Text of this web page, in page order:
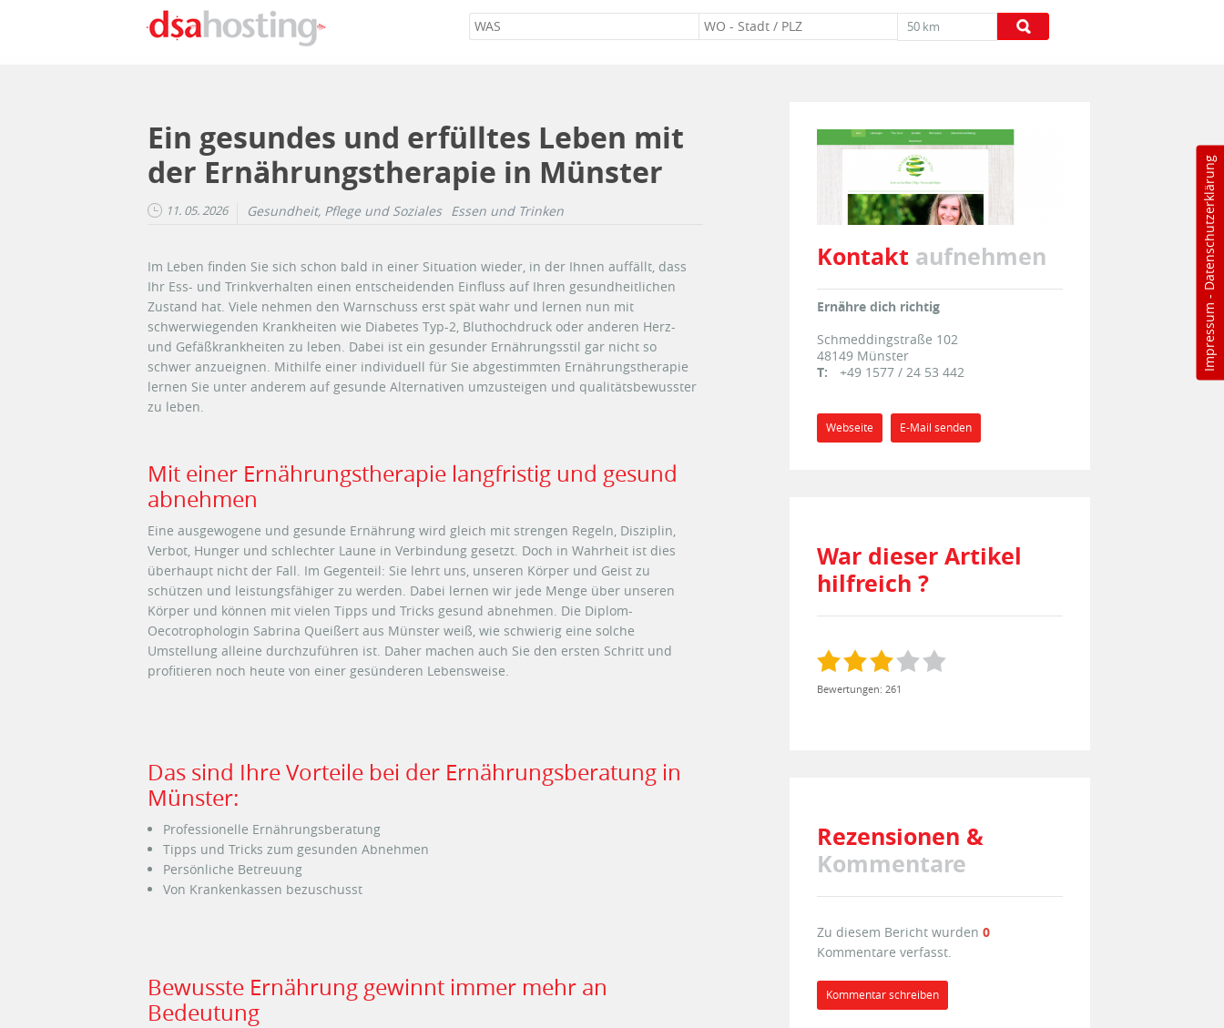
50 km
Impressum
-
Datenschutzerklärung
Ein gesundes und erfülltes Leben mit
der Ernährungstherapie in Münster
11. 05. 2026 Gesundheit, Pflege und Soziales Essen und Trinken
Im Leben finden Sie sich schon bald in einer Situation wieder, in der Ihnen auffällt, dass
Ihr Ess- und Trinkverhalten einen entscheidenden Einfluss auf Ihren gesundheitlichen
Zustand hat. Viele nehmen den Warnschuss erst spät wahr und lernen nun mit
schwerwiegenden Krankheiten wie Diabetes Typ-2, Bluthochdruck oder anderen Herz-
und Gefäßkrankheiten zu leben. Dabei ist ein gesunder Ernährungsstil gar nicht so
schwer anzueignen. Mithilfe einer individuell für Sie abgestimmten Ernährungstherapie
lernen Sie unter anderem auf gesunde Alternativen umzusteigen und qualitätsbewusster
zu leben.
Mit einer Ernährungstherapie langfristig und gesund
abnehmen
Eine ausgewogene und gesunde Ernährung wird gleich mit strengen Regeln, Disziplin,
Verbot, Hunger und schlechter Laune in Verbindung gesetzt. Doch in Wahrheit ist dies
überhaupt nicht der Fall. Im Gegenteil: Sie lehrt uns, unseren Körper und Geist zu
schützen und leistungsfähiger zu werden. Dabei lernen wir jede Menge über unseren
Körper und können mit vielen Tipps und Tricks gesund abnehmen. Die Diplom-
Oecotrophologin Sabrina Queißert aus Münster weiß, wie schwierig eine solche
Umstellung alleine durchzuführen ist. Daher machen auch Sie den ersten Schritt und
profitieren noch heute von einer gesünderen Lebensweise.
Das sind Ihre Vorteile bei der Ernährungsberatung in
Münster:
Professionelle Ernährungsberatung
Tipps und Tricks zum gesunden Abnehmen
Persönliche Betreuung
Von Krankenkassen bezuschusst
Bewusste Ernährung gewinnt immer mehr an
Bedeutung
Kontakt aufnehmen
Ernähre dich richtig
Schmeddingstraße 102
48149 Münster
T:
+49 1577 / 24 53 442
Webseite E-Mail senden
War dieser Artikel
hilfreich ?
Bewertungen: 261
Rezensionen &
Kommentare
Zu diesem Bericht wurden 0
Kommentare verfasst.
Kommentar schreiben